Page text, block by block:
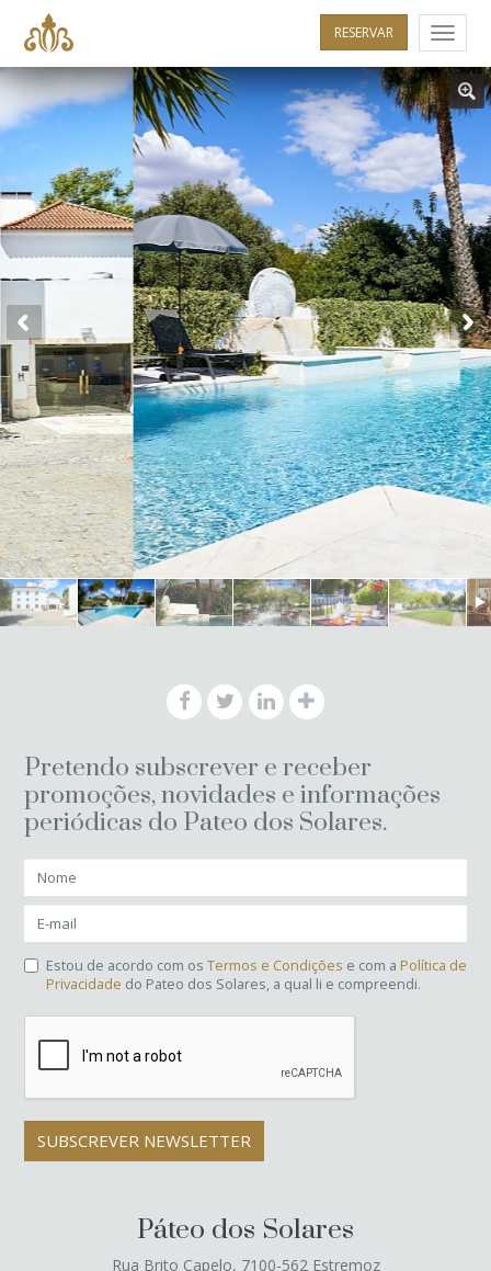
Menu
RESERVAR
Pretendo subscrever e receber
promoções, novidades e informações
periódicas do Pateo dos Solares.
Estou de acordo com os Termos e Condições e com a Política de
Privacidade do Pateo dos Solares, a qual li e compreendi.
SUBSCREVER NEWSLETTER
Páteo dos Solares
Rua Brito Capelo, 7100-562 Estremoz